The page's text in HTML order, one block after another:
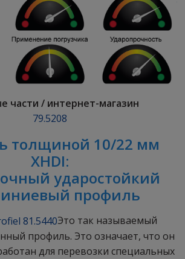
части / интернет-магазин
79.5208
толщиной 10/22 мм
XHDI:
ударостойкий
профиль
Это так называемый
профиль. Это означает, что он
для перевозки специальных